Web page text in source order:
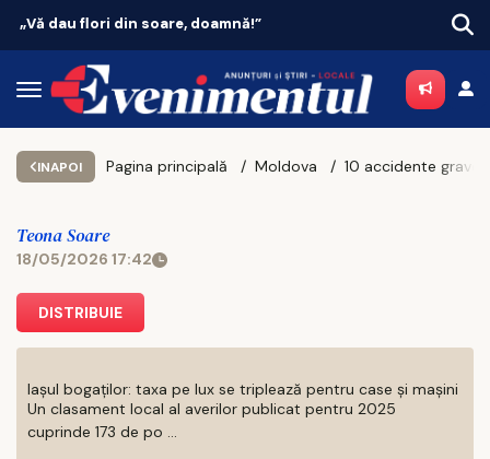
Vacanțe 2026: Portugalia conduce topul
INAPOI Pagina principală Moldova
Teona Soare
18/05/2026 17:42
DISTRIBUIE
Iașul bogaților: taxa pe lux se triplează pentru case și mașini
Un clasament local al averilor publicat pentru 2025
cuprinde 173 de po ...